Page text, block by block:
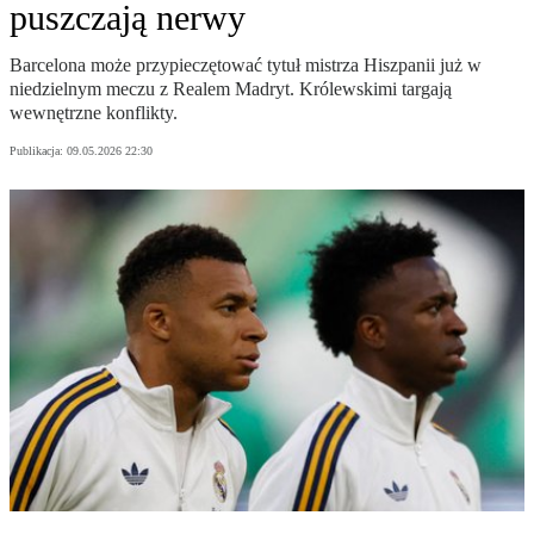
puszczają nerwy
Barcelona może przypieczętować tytuł mistrza Hiszpanii już w
niedzielnym meczu z Realem Madryt. Królewskimi targają
wewnętrzne konflikty.
Publikacja: 09.05.2026 22:30